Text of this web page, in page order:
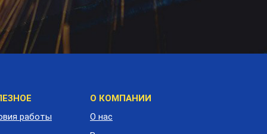
Коллекция "Туф Эко"
работы
О КОМПАНИИ
О нас